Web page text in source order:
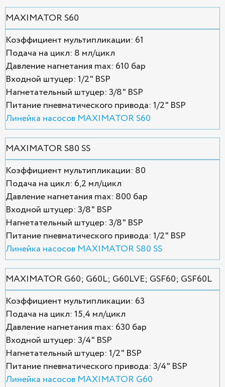
MAXIMATOR S60
Коэффициент мультипликации: 61
Подача на цикл: 8 мл/цикл
Давление нагнетания max: 610 бар
Входной штуцер: 1/2" BSP
Нагнетательный штуцер: 3/8" BSP
Питание пневматического привода: 1/2" BSP
Линейка насосов MAXIMATOR S60
MAXIMATOR S80 SS
Коэффициент мультипликации: 80
Подача на цикл: 6,2 мл/цикл
Давление нагнетания max: 800 бар
Входной штуцер: 3/8" BSP
Нагнетательный штуцер: 3/8" BSP
Питание пневматического привода: 1/2" BSP
Линейка насосов MAXIMATOR S80 SS
MAXIMATOR G60; G60L; G60LVE; GSF60; GSF60L
Коэффициент мультипликации: 63
Подача на цикл: 15,4 мл/цикл
Давление нагнетания max: 630 бар
Входной штуцер: 3/4" BSP
Нагнетательный штуцер: 1/2" BSP
Питание пневматического привода: 3/4" BSP
Линейка насосов MAXIMATOR G60